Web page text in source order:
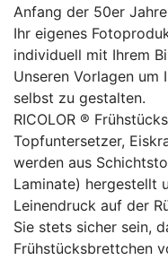
Anfang der 50er
Ihr eigenes
individuell mit Ihrem
Unseren Vorlagen
selbst zu gestalten.
RICOLOR ®
Topfuntersetzer,
werden aus
Laminate) hergestellt
Leinendruck auf der
Sie stets sicher sein,
Frühstücksbrettchen